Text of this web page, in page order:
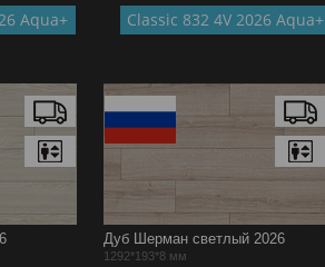
Aqua+ Classic 832 4V 2026 Aqua+
Дуб Шерман светлый 2026
1292*193*8 мм